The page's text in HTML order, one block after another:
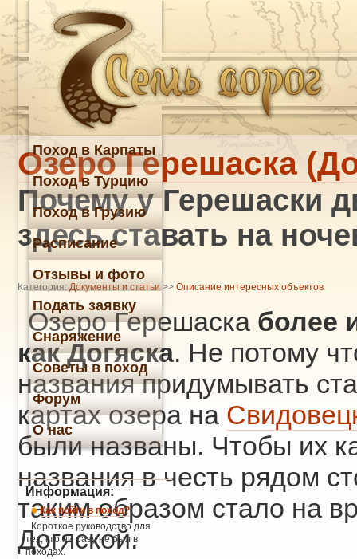
Озеро Герешаска
Почему у Герешаски
здесь ставать на
Категория: Документы и статьи >> Описание интересных объектов
Озеро Герешаска более
как Догяска. Не потому
названия придумывать
картах озера на
были названы. Чтобы их
названия в честь рядом
таким образом стало на
Догяской.
Поход в Карпаты
Поход в Турцию
Поход в Грузию
Расписание
Отзывы и фото
Подать заявку
Снаряжение
Советы в поход
Форум
О нас
Информация:
Как пойти в поход?
Короткое руководство для
тех, кто ни разу не был в
походах.